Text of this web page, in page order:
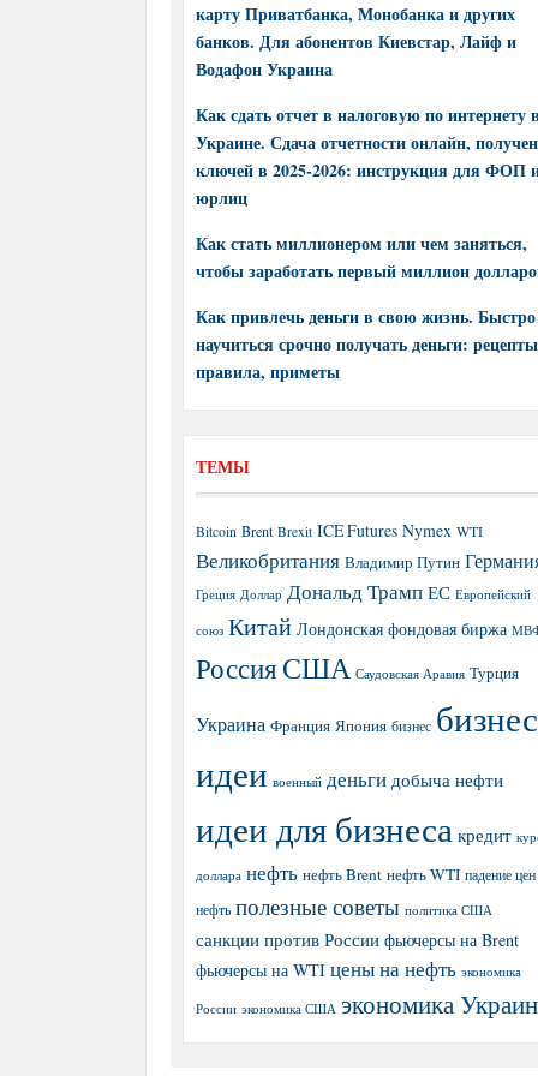
карту Приватбанка, Монобанка и других
банков. Для абонентов Киевстар, Лайф и
Водафон Украина
Как сдать отчет в налоговую по интернету в
Украине. Сдача отчетности онлайн,
ключей в 2025-2026: инструкция для ФОП
юрлиц
Как стать миллионером или чем заняться,
чтобы заработать первый миллион
Как привлечь деньги в свою жизнь. Быстро
научиться срочно получать деньги:
правила, приметы
ТЕМЫ
Bitcoin Brent Brexit ICE Futures Nymex WTI
Великобритания Владимир Путин
Греция Доллар Дональд Трамп ЕС Европейский
союз Китай Лондонская фондовая биржа
РоссияСША Саудовская Аравия Турция
Украина Франция Япония бизнес бизнес
идеи военный деньги добыча нефти
идеи для бизнеса кредит
доллара нефть нефть Brent нефть WTI падение
нефть полезные советы политика США
санкции против России фьючерсы на Brent
фьючерсы на WTI цены на нефть экономика
России экономика США экономика